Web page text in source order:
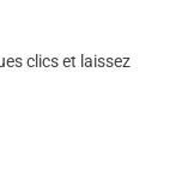
clics et laissez